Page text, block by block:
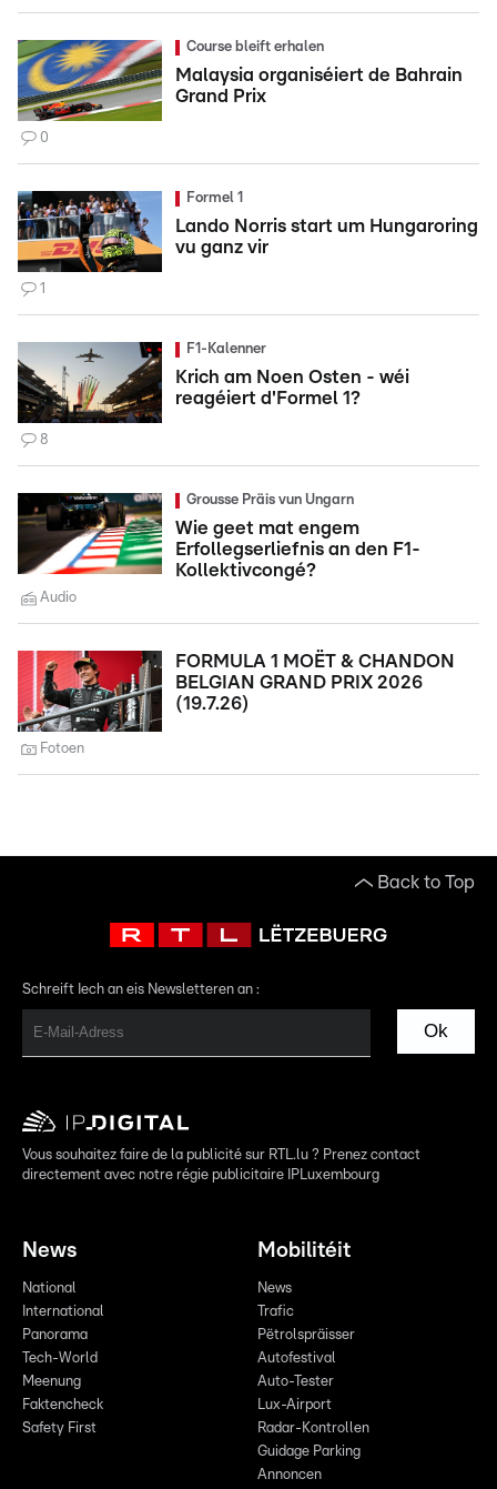
Course bleift erhalen
Malaysia organiséiert de Bahrain
Grand Prix
0
Formel 1
Lando Norris start um Hungaroring
vu ganz vir
1
F1-Kalenner
Krich am Noen Osten - wéi
reagéiert d'Formel 1?
8
Grousse Präis vun Ungarn
Wie geet mat engem
Erfollegserliefnis an den F1-
Kollektivcongé?
Audio
FORMULA 1 MOËT & CHANDON
BELGIAN GRAND PRIX 2026
(19.7.26)
Fotoen
Back to Top
Schreift Iech an eis Newsletteren an :
Ok
Vous souhaitez faire de la publicité sur RTL.lu ? Prenez contact
directement avec notre régie publicitaire IPLuxembourg
News
National
International
Panorama
Tech-World
Meenung
Faktencheck
Safety First
Mobilitéit
News
Trafic
Pëtrolspräisser
Autofestival
Auto-Tester
Lux-Airport
Radar-Kontrollen
Guidage Parking
Annoncen